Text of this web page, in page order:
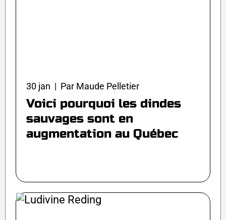
30 jan | Par Maude Pelletier
Voici pourquoi les dindes
sauvages sont en
augmentation au Québec